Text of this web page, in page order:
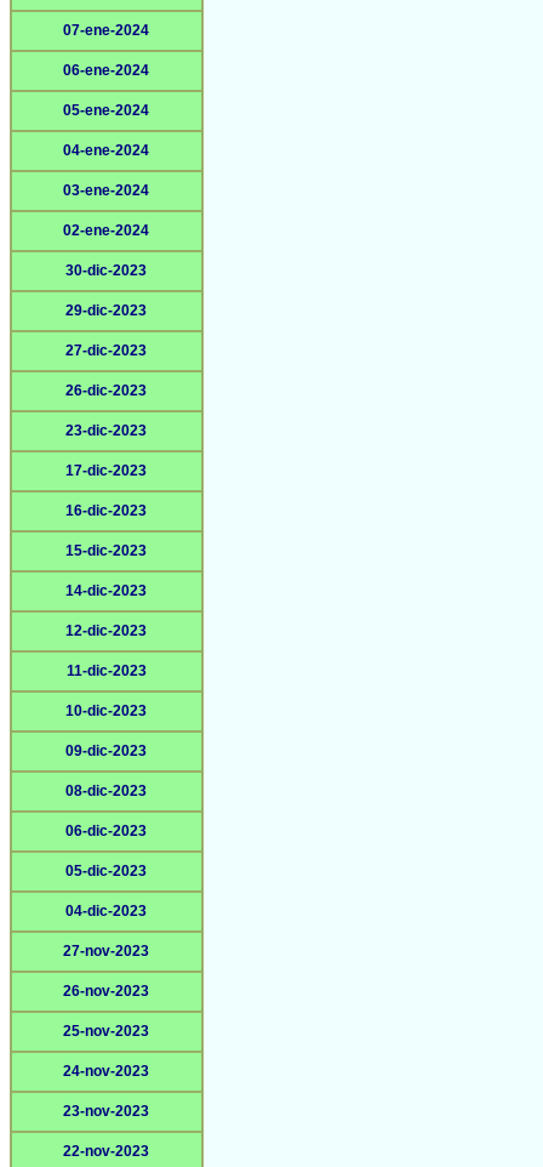
07-ene-2024
06-ene-2024
05-ene-2024
04-ene-2024
03-ene-2024
02-ene-2024
30-dic-2023
29-dic-2023
27-dic-2023
26-dic-2023
23-dic-2023
17-dic-2023
16-dic-2023
15-dic-2023
14-dic-2023
12-dic-2023
11-dic-2023
10-dic-2023
09-dic-2023
08-dic-2023
06-dic-2023
05-dic-2023
04-dic-2023
27-nov-2023
26-nov-2023
25-nov-2023
24-nov-2023
23-nov-2023
22-nov-2023